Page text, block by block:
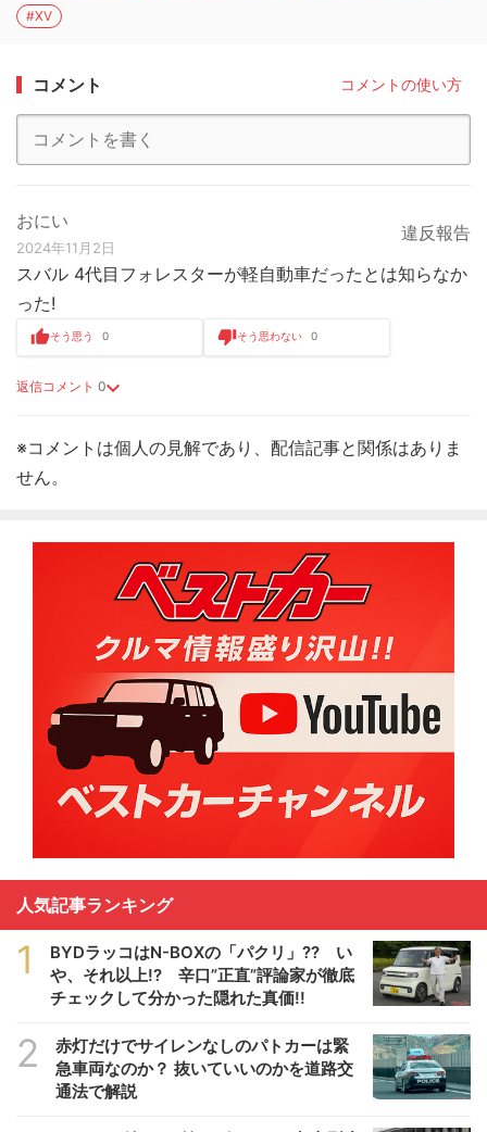
#XV
コメント コメントの使い方
おにい
2024年11月2日
違反報告
スバル 4代目フォレスターが軽自動車だったとは知らなか
った!
返信コメント 0
そう思う 0 そう思わない 0
※コメントは個人の見解であり、配信記事と関係はありま
せん。
人気記事ランキング
1
BYDラッコはN-BOXの「パクリ」?? い
や、それ以上!? 辛口”正直”評論家が徹底
チェックして分かった隠れた真価!!
2
赤灯だけでサイレンなしのパトカーは緊
急車両なのか？ 抜いていいのかを道路交
通法で解説